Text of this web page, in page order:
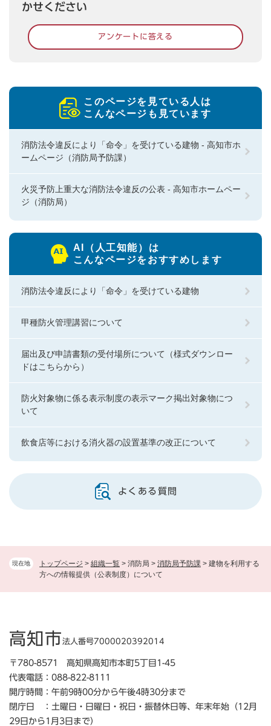
現在地 トップページ > 組織一覧 > 消防局 > 消防局予防課 > 建物を利用する
方への情報提供（公表制度）について
かせください
アンケートに答える
このページを見ている人は
こんなページも見ています
消防法令違反により「命令」を受けている建物 - 高知市ホ
ームページ（消防局予防課）
火災予防上重大な消防法令違反の公表 - 高知市ホームペー
ジ（消防局）
AI（人工知能）は
こんなページをおすすめします
消防法令違反により「命令」を受けている建物
甲種防火管理講習について
届出及び申請書類の受付場所について（様式ダウンロー
ドはこちらから）
防火対象物に係る表示制度の表示マーク掲出対象物につ
いて
飲食店等における消火器の設置基準の改正について
よくある質問
高知市法人番号7000020392014
〒780-8571 高知県高知市本町5丁目1-45
代表電話：088-822-8111
開庁時間：午前9時00分から午後4時30分まで
閉庁日 ：土曜日・日曜日・祝日・振替休日等、年末年始（12月
29日から1月3日まで）